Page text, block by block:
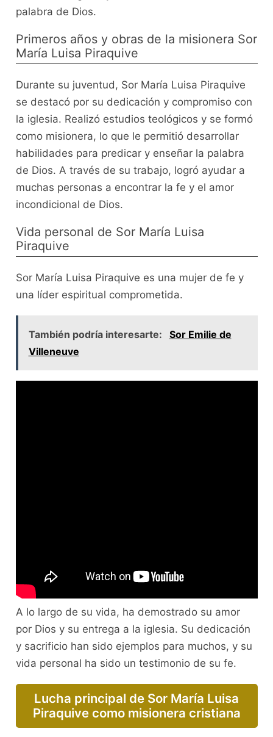
palabra de Dios.
Primeros años y obras de la misionera Sor
María Luisa Piraquive
Durante su juventud, Sor María Luisa Piraquive
se destacó por su dedicación y compromiso con
la iglesia. Realizó estudios teológicos y se formó
como misionera, lo que le permitió desarrollar
habilidades para predicar y enseñar la palabra
de Dios. A través de su trabajo, logró ayudar a
muchas personas a encontrar la fe y el amor
incondicional de Dios.
Vida personal de Sor María Luisa
Piraquive
Sor María Luisa Piraquive es una mujer de fe y
una líder espiritual comprometida.
También podría interesarte:
Sor Emilie de
Villeneuve
A lo largo de su vida, ha demostrado su amor
por Dios y su entrega a la iglesia. Su dedicación
y sacrificio han sido ejemplos para muchos, y su
vida personal ha sido un testimonio de su fe.
Lucha principal de Sor María Luisa
Piraquive como misionera cristiana